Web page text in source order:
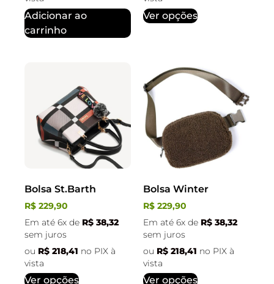
Adicionar ao
carrinho
Ver opções
Bolsa St.Barth
R$ 229,90
Em até 6x de R$ 38,32
sem juros
ou R$ 218,41 no PIX à
vista
Ver opções
Bolsa Winter
R$ 229,90
Em até 6x de R$ 38,32
sem juros
ou R$ 218,41 no PIX à
vista
Ver opções